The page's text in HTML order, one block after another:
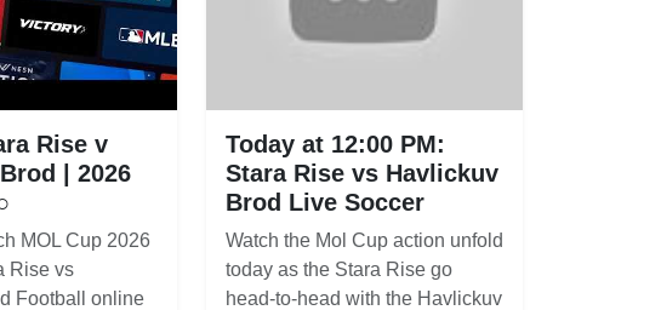
Rise v
| 2026
MOL Cup 2026
Rise vs
Football online
Today at 12:00 PM:
Stara Rise vs Havlickuv
Brod Live Soccer
Watch the Mol Cup action unfold
today as the Stara Rise go
head-to-head with the Havlickuv